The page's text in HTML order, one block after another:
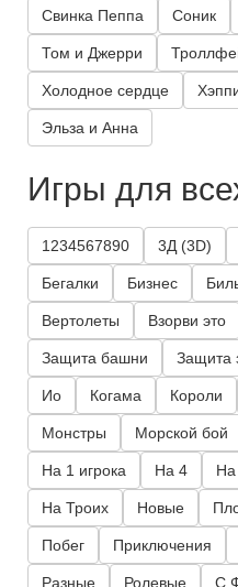
Свинка Пеппа Соник
Том и Джерри
Холодное сердце
Эльза и Анна
Игры для
1234567890 3Д (3D)
Бегалки Бизнес
Вертолеты Взорви это
Защита башни Защита
Ио Когама Короли
Монстры Морской бой
На 1 игрока На 4 На
На Троих Новые
Побег Приключения
Разные Ролевые С